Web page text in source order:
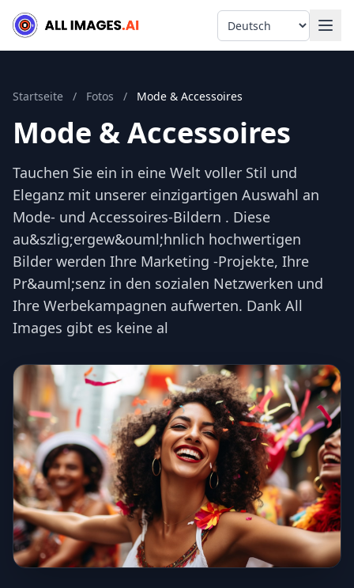
Language
Startseite / Fotos / Mode & Accessoires
Mode & Accessoires
Tauchen Sie ein in eine Welt voller Stil und
Eleganz mit unserer einzigartigen Auswahl an
Mode- und Accessoires-Bildern . Diese
au&szlig;ergew&ouml;hnlich hochwertigen
Bilder werden Ihre Marketing -Projekte, Ihre
Pr&auml;senz in den sozialen Netzwerken und
Ihre Werbekampagnen aufwerten. Dank All
Images gibt es keine al